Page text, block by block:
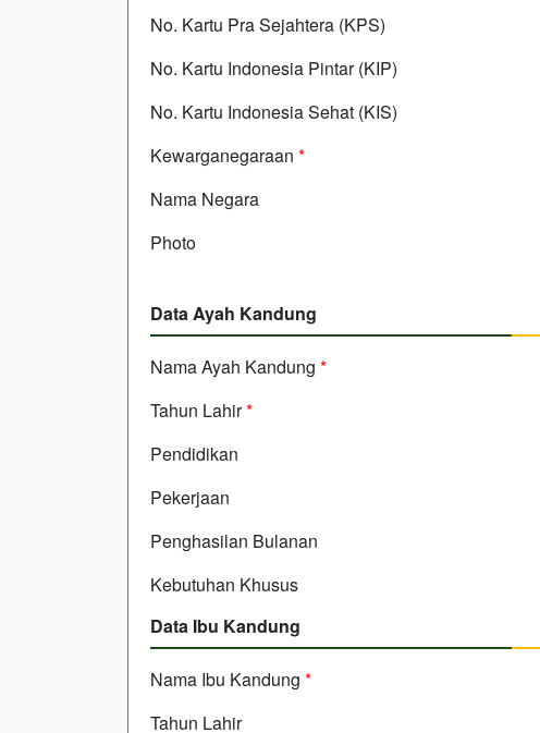
No. Kartu Pra Sejahtera (KPS)
No. Kartu Indonesia Pintar (KIP)
No. Kartu Indonesia Sehat (KIS)
Kewarganegaraan *
Nama Negara
Photo
Data Ayah Kandung
Nama Ayah Kandung *
Tahun Lahir*
Pendidikan
Pekerjaan
Penghasilan Bulanan
Kebutuhan Khusus
Data Ibu Kandung
Nama Ibu Kandung *
Tahun Lahir